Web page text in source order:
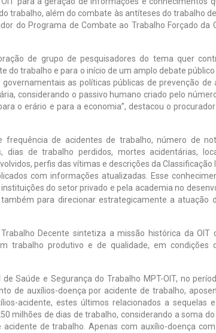
trabalho, além do combate às antíteses do trabalho
do Programa de Combate ao Trabalho Forçado da
de grupo de pesquisadores do tema quer
do trabalho e para o início de um amplo debate
as políticas públicas de prevenção de
considerando o passivo humano criado pelo
o erário e para a economia”, destacou o
frequência de acidentes de trabalho, número de
dias de trabalho perdidos, mortes acidentárias,
perfis das vítimas e descrições da Classificação
com informações atualizadas. Esse
do setor privado e pela academia no
para direcionar estrategicamente a atuação
Decente sintetiza a missão histórica da OIT
trabalho produtivo e de qualidade, em condições
Saúde e Segurança do Trabalho MPT-OIT, no
de auxílios-doença por acidente de trabalho,
acidente, estes últimos relacionados a sequelas
milhões de dias de trabalho, considerando a soma
de trabalho. Apenas com auxílio-doença